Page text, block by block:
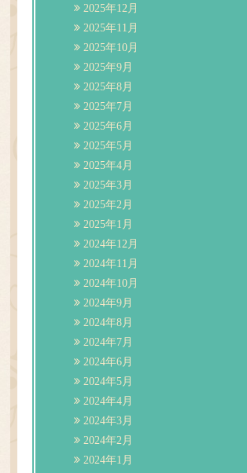
2025年12月
2025年11月
2025年10月
2025年9月
2025年8月
2025年7月
2025年6月
2025年5月
2025年4月
2025年3月
2025年2月
2025年1月
2024年12月
2024年11月
2024年10月
2024年9月
2024年8月
2024年7月
2024年6月
2024年5月
2024年4月
2024年3月
2024年2月
2024年1月